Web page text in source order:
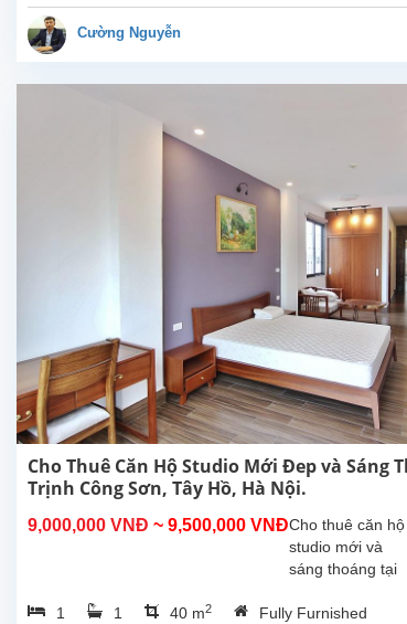
đại, ban
Cường Nguyễn
Cho Thuê Căn Hộ Studio Mới Đep và Sáng Thoáng Tại
Trịnh Công Sơn, Tây Hồ, Hà Nội.
9,000,000 VNĐ ~ 9,500,000 VNĐCho thuê căn hộ
studio mới và
sáng thoáng tại
Tây Hồ, Hà Nội.
1 1 40 m2 Fully Furnished